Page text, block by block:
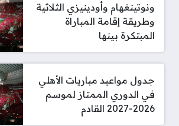
ونوتينغهام وأودينيزي الثلاثية
وطريقة إقامة المباراة
المبتكرة بينها
جدول مواعيد مباريات الأهلي
في الدوري الممتاز لموسم
2026-2027 القادم